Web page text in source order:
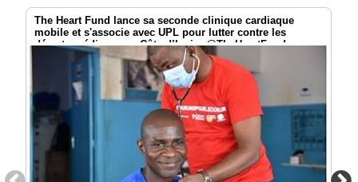
The Heart Fund lance sa seconde clinique cardiaque
mobile et s'associe avec UPL pour lutter contre les
déserts médicaux en Côte d’Ivoire @TheHeartFund
@UPLLtd